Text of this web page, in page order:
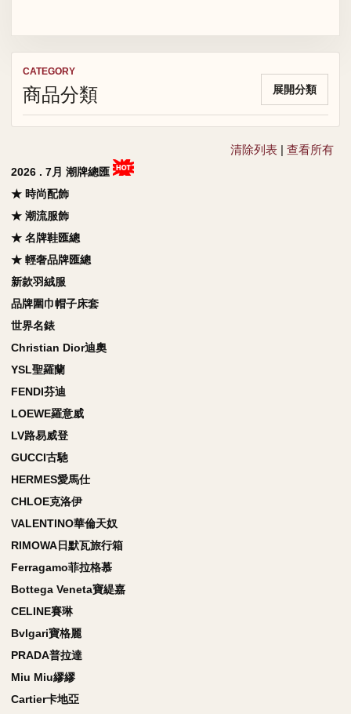
CATEGORY
商品分類 展開分類
清除列表 | 查看所有
2026 . 7月 潮牌總匯
★ 時尚配飾
★ 潮流服飾
★ 名牌鞋匯總
★ 輕奢品牌匯總
新款羽絨服
品牌圍巾帽子床套
世界名錶
Christian Dior迪奧
YSL聖羅蘭
FENDI芬迪
LOEWE羅意威
LV路易威登
GUCCI古馳
HERMES愛馬仕
CHLOE克洛伊
VALENTINO華倫天奴
RIMOWA日默瓦旅行箱
Ferragamo菲拉格慕
Bottega Veneta寶緹嘉
CELINE賽琳
Bvlgari寶格麗
PRADA普拉達
Miu Miu繆繆
Cartier卡地亞